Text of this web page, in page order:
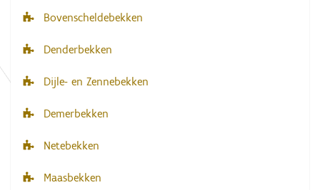
Bovenscheldebekken
Denderbekken
Dijle- en Zennebekken
Demerbekken
Netebekken
Maasbekken